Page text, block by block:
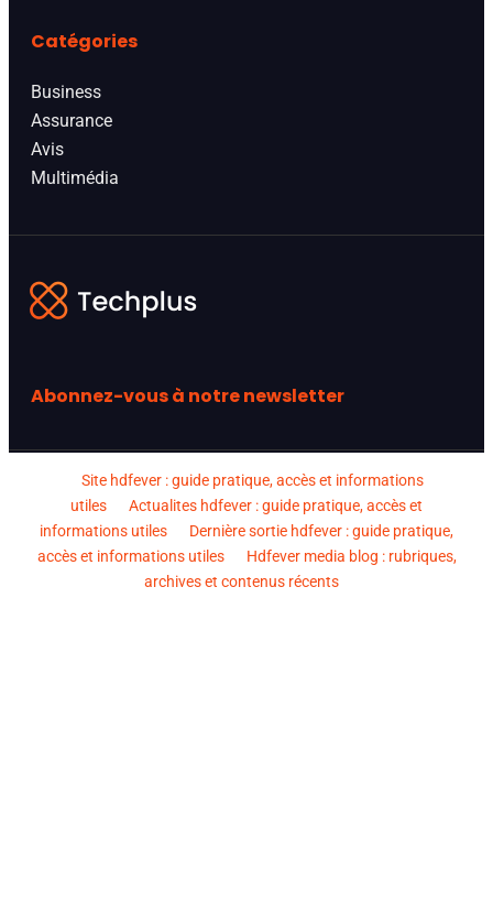
Catégories
Business
Assurance
Avis
Multimédia
Abonnez-vous à notre newsletter
Site hdfever : guide pratique, accès et informations
utiles
Actualites hdfever : guide pratique, accès et
informations utiles
Dernière sortie hdfever : guide pratique,
accès et informations utiles
Hdfever media blog : rubriques,
archives et contenus récents